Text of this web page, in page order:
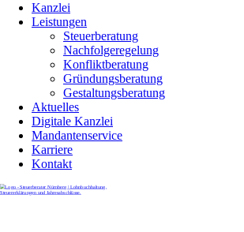
Kanzlei
Leistungen
Steuerberatung
Nachfolgeregelung
Konfliktberatung
Gründungsberatung
Gestaltungsberatung
Aktuelles
Digitale Kanzlei
Mandantenservice
Karriere
Kontakt